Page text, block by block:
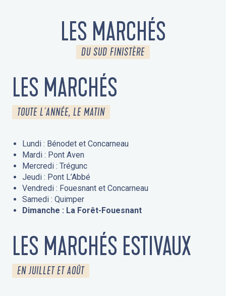
LES MARCHÉS
DU SUD FINISTÈRE
LES MARCHÉS
TOUTE L'ANNÉE, LE MATIN
Lundi : Bénodet et Concarneau
Mardi : Pont Aven
Mercredi : Trégunc
Jeudi : Pont L’Abbé
Vendredi : Fouesnant et Concarneau
Samedi : Quimper
Dimanche : La Forêt-Fouesnant
LES MARCHÉS ESTIVAUX
EN JUILLET ET AOÛT